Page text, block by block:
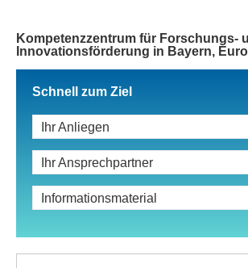
Kompetenzzentrum für Forschungs-
Innovationsförderung in Bayern,
Schnell zum Ziel
Ihr Anliegen
Ihr Ansprechpartner
Informationsmaterial